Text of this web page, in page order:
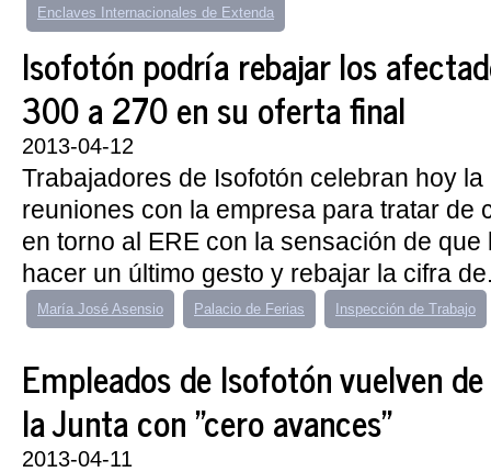
Enclaves Internacionales de Extenda
Isofotón podría rebajar los
300 a 270 en su oferta final
2013-04-12
Trabajadores de Isofotón celebran hoy
reuniones con la empresa para tratar de
en torno al ERE con la sensación de que
hacer un último gesto y rebajar la cifra
María José Asensio Palacio de Ferias Inspección de Trabajo
Empleados de Isofotón vuelven
la Junta con "cero avances"
2013-04-11